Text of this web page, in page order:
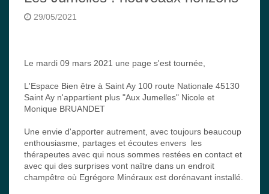
29/05/2021
Le mardi 09 mars 2021 une page s'est tournée,
L'Espace Bien être à Saint Ay 100 route Nationale 45130
Saint Ay n'appartient plus "Aux Jumelles" Nicole et
Monique BRUANDET
Une envie d'apporter autrement, avec toujours beaucoup
enthousiasme, partages et écoutes envers les
thérapeutes avec qui nous sommes restées en contact et
avec qui des surprises vont naître dans un endroit
champêtre où Egrégore Minéraux est dorénavant installé.